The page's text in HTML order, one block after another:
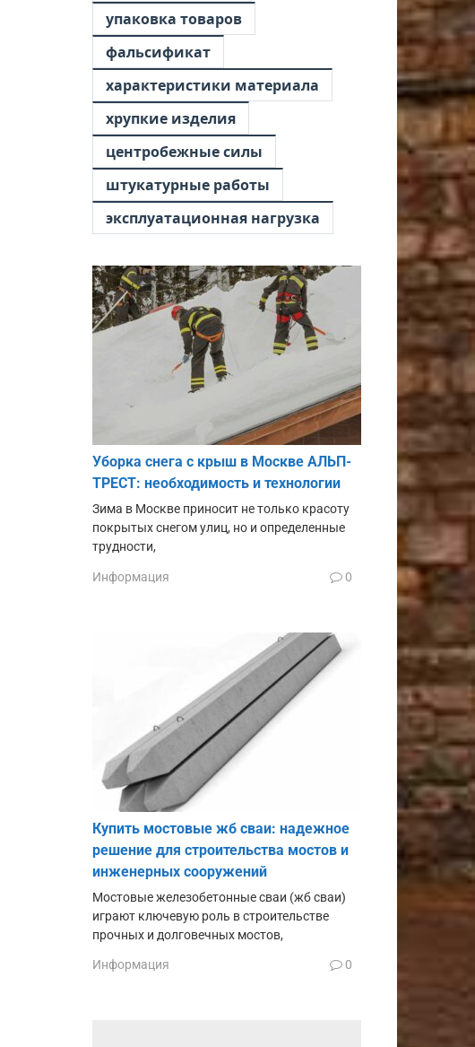
упаковка товаров
фальсификат
характеристики материала
хрупкие изделия
центробежные силы
штукатурные работы
эксплуатационная нагрузка
Уборка снега с крыш в Москве АЛЬП-
ТРЕСТ: необходимость и технологии
Зима в Москве приносит не только красоту
покрытых снегом улиц, но и определенные
трудности,
Информация 0
Купить мостовые жб сваи: надежное
решение для строительства мостов и
инженерных сооружений
Мостовые железобетонные сваи (жб сваи)
играют ключевую роль в строительстве
прочных и долговечных мостов,
Информация 0